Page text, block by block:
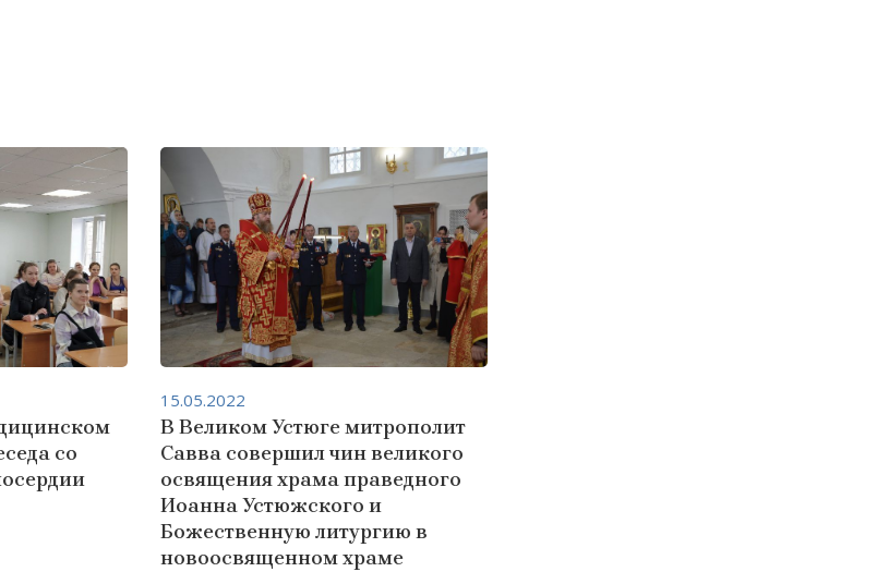
со
В Великом Устюге митрополит
Савва совершил чин великого
освящения храма праведного
Иоанна Устюжского и
Божественную литургию в
новоосвященном храме
15.05.2022